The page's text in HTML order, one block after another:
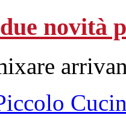
novità